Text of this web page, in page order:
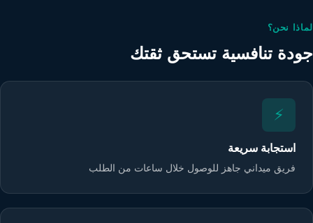
لماذا نحن؟
جودة تنافسية تستحق ثقتك
⚡
استجابة سريعة
فريق ميداني جاهز للوصول خلال ساعات من الطلب